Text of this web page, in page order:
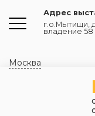
Адрес
г.о.Мытищи,
владение
Москва